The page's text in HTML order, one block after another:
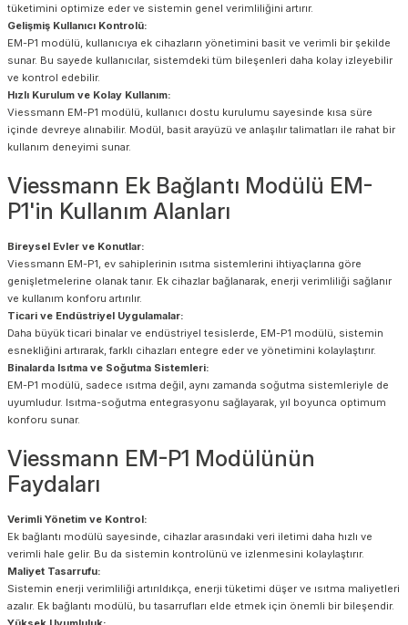
tüketimini optimize eder ve sistemin genel verimliliğini artırır.
Gelişmiş Kullanıcı Kontrolü:
EM-P1 modülü, kullanıcıya ek cihazların yönetimini basit ve verimli bir şekilde
sunar. Bu sayede kullanıcılar, sistemdeki tüm bileşenleri daha kolay izleyebilir
ve kontrol edebilir.
Hızlı Kurulum ve Kolay Kullanım:
Viessmann EM-P1 modülü, kullanıcı dostu kurulumu sayesinde kısa süre
içinde devreye alınabilir. Modül, basit arayüzü ve anlaşılır talimatları ile rahat bir
kullanım deneyimi sunar.
Viessmann Ek Bağlantı Modülü EM-
P1'in Kullanım Alanları
Bireysel Evler ve Konutlar:
Viessmann EM-P1, ev sahiplerinin ısıtma sistemlerini ihtiyaçlarına göre
genişletmelerine olanak tanır. Ek cihazlar bağlanarak, enerji verimliliği sağlanır
ve kullanım konforu artırılır.
Ticari ve Endüstriyel Uygulamalar:
Daha büyük ticari binalar ve endüstriyel tesislerde, EM-P1 modülü, sistemin
esnekliğini artırarak, farklı cihazları entegre eder ve yönetimini kolaylaştırır.
Binalarda Isıtma ve Soğutma Sistemleri:
EM-P1 modülü, sadece ısıtma değil, aynı zamanda soğutma sistemleriyle de
uyumludur. Isıtma-soğutma entegrasyonu sağlayarak, yıl boyunca optimum
konforu sunar.
Viessmann EM-P1 Modülünün
Faydaları
Verimli Yönetim ve Kontrol:
Ek bağlantı modülü sayesinde, cihazlar arasındaki veri iletimi daha hızlı ve
verimli hale gelir. Bu da sistemin kontrolünü ve izlenmesini kolaylaştırır.
Maliyet Tasarrufu:
Sistemin enerji verimliliği artırıldıkça, enerji tüketimi düşer ve ısıtma maliyetleri
azalır. Ek bağlantı modülü, bu tasarrufları elde etmek için önemli bir bileşendir.